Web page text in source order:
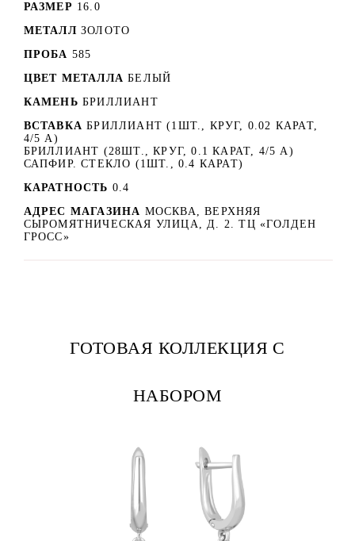
РАЗМЕР 16.0
МЕТАЛЛ ЗОЛОТО
ПРОБА 585
ЦВЕТ МЕТАЛЛА БЕЛЫЙ
КАМЕНЬ БРИЛЛИАНТ
ВСТАВКА БРИЛЛИАНТ (1ШТ., КРУГ, 0.02 КАРАТ,
4/5 А)
БРИЛЛИАНТ (28ШТ., КРУГ, 0.1 КАРАТ, 4/5 А)
САПФИР. СТЕКЛО (1ШТ., 0.4 КАРАТ)
КАРАТНОСТЬ 0.4
АДРЕС МАГАЗИНА МОСКВА, ВЕРХНЯЯ
СЫРОМЯТНИЧЕСКАЯ УЛИЦА, Д. 2. ТЦ «ГОЛДЕН
ГРОСС»
ГОТОВАЯ КОЛЛЕКЦИЯ С
НАБОРОМ